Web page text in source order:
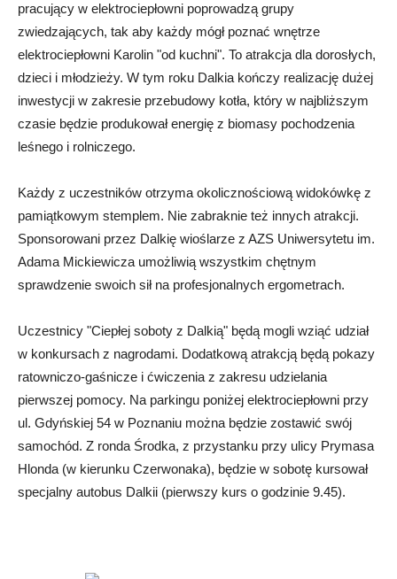
pracujący w elektrociepłowni poprowadzą grupy
zwiedzających, tak aby każdy mógł poznać wnętrze
elektrociepłowni Karolin "od kuchni". To atrakcja dla dorosłych,
dzieci i młodzieży. W tym roku Dalkia kończy realizację dużej
inwestycji w zakresie przebudowy kotła, który w najbliższym
czasie będzie produkował energię z biomasy pochodzenia
leśnego i rolniczego.
Każdy z uczestników otrzyma okolicznościową widokówkę z
pamiątkowym stemplem. Nie zabraknie też innych atrakcji.
Sponsorowani przez Dalkię wioślarze z AZS Uniwersytetu im.
Adama Mickiewicza umożliwią wszystkim chętnym
sprawdzenie swoich sił na profesjonalnych ergometrach.
Uczestnicy "Ciepłej soboty z Dalkią" będą mogli wziąć udział
w konkursach z nagrodami. Dodatkową atrakcją będą pokazy
ratowniczo-gaśnicze i ćwiczenia z zakresu udzielania
pierwszej pomocy. Na parkingu poniżej elektrociepłowni przy
ul. Gdyńskiej 54 w Poznaniu można będzie zostawić swój
samochód. Z ronda Środka, z przystanku przy ulicy Prymasa
Hlonda (w kierunku Czerwonaka), będzie w sobotę kursował
specjalny autobus Dalkii (pierwszy kurs o godzinie 9.45).